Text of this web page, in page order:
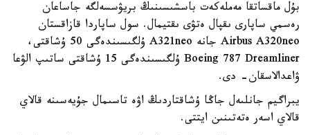
بۇل ماقساتقا مەملەكەت باسشىسىنىڭ بريۋسسەلگە جاساعان
رەسمي ساپارى ىقپال ەتۋى ىقتيمال. سول ساپاردا قازاقستان
Airbus A320neo جانە A321neo ۇلگىسىندەگى 50 ۇشاقتى،
Boeing 787 Dreamliner ۇلگىسىندەگى 15 ۇشاقتى ساتىپ الۋعا
ۋاعدالاسقان- دى.
يبراگيم جانلىەل جاڭا ۇشاقتاردىڭ اۋە تاسىمال جۇيەسىنە قالاي
قالاي اسەر ەتەتىنىن ايتتى.